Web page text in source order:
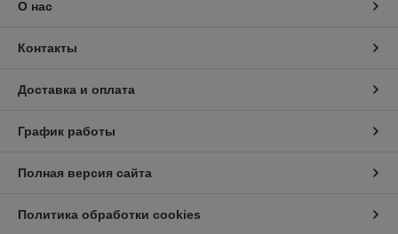
О нас
Контакты
Доставка и оплата
График работы
Полная версия сайта
Политика обработки cookies